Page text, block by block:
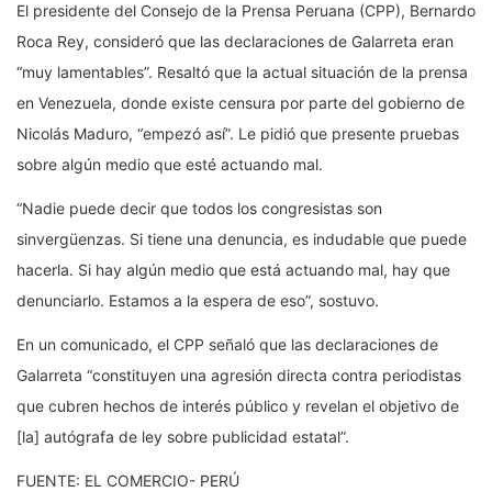
El presidente del Consejo de la Prensa Peruana (CPP), Bernardo
Roca Rey, consideró que las declaraciones de Galarreta eran
“muy lamentables”. Resaltó que la actual situación de la prensa
en Venezuela, donde existe censura por parte del gobierno de
Nicolás Maduro, “empezó así”. Le pidió que presente pruebas
sobre algún medio que esté actuando mal.
“Nadie puede decir que todos los congresistas son
sinvergüenzas. Si tiene una denuncia, es indudable que puede
hacerla. Si hay algún medio que está actuando mal, hay que
denunciarlo. Estamos a la espera de eso”, sostuvo.
En un comunicado, el CPP señaló que las declaraciones de
Galarreta “constituyen una agresión directa contra periodistas
que cubren hechos de interés público y revelan el objetivo de
[la] autógrafa de ley sobre publicidad estatal”.
FUENTE: EL COMERCIO- PERÚ